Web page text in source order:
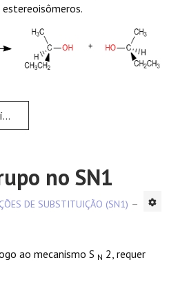
no SN1
DE SUBSTITUIÇÃO (SN1)
ao mecanismo S N 2, requer